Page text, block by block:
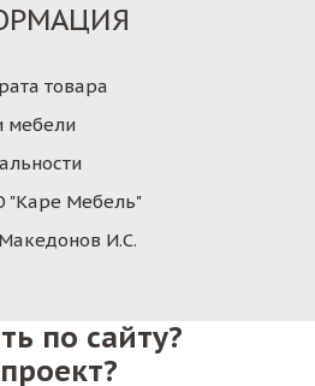
товара
мебели
"Каре Мебель"
И.С.
по сайту?